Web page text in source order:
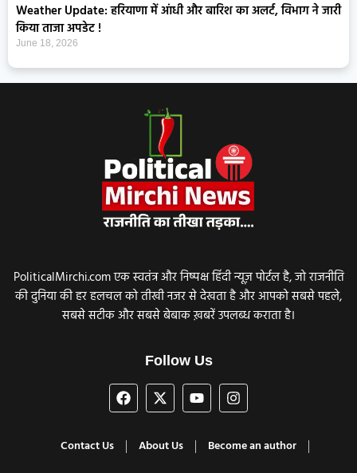
Weather Update: हरियाणा में आंधी और बारिश का अलर्ट, विभाग ने जारी
किया ताजा अपडेट !
June 18, 2026
PoliticalMirchi.com एक स्वतंत्र और निष्पक्ष हिंदी न्यूज़ पोर्टल है, जो राजनीति
की दुनिया की हर हलचल को तीखी नजर से देखता है और आपको सबसे पहले,
सबसे सटीक और सबसे बेबाक ख़बरें उपलब्ध कराता है।
Follow Us
Contact Us About Us Become an author